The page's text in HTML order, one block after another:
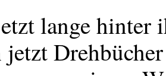
lange hinter
jetzt